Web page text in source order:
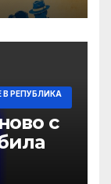
РЕПУБЛИКА
с